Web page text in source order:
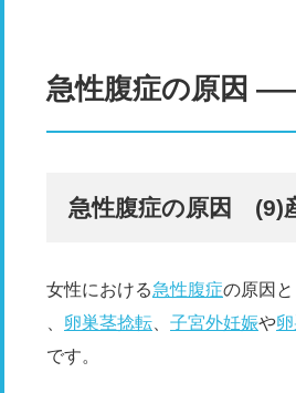
急性腹症の原因
急性腹症の原因 (9)
女性における急性腹症の原因
卵巣茎捻転 子宮外妊娠や
です。